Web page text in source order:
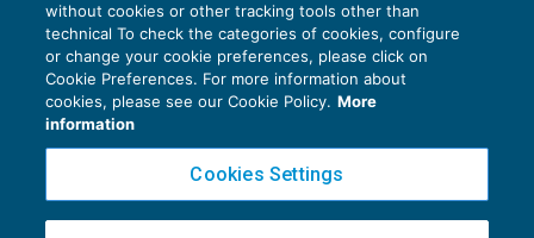
Privacy Policy
Cookie Policy
Copyright 2016 ©Gruppo Euroconference S.p.A.v2.32.2
without cookies or other tracking tools other than
technical To check the categories of cookies, configure
or change your cookie preferences, please click on
Cookie Preferences. For more information about
cookies, please see our Cookie Policy. More
information
Cookies Settings